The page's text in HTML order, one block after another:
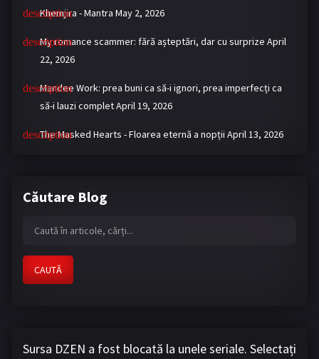
Khemjira - Mantra May 2, 2026
My romance scammer: fără așteptări, dar cu surprize April
22, 2026
Mandee Work: prea buni ca să-i ignori, prea imperfecți ca
să-i lauzi completApril 19, 2026
The Masked Hearts - Floarea eternă a nopții April 13, 2026
Căutare Blog
CAUTĂ
Sursa DZEN a fost blocată la unele seriale. Selectați